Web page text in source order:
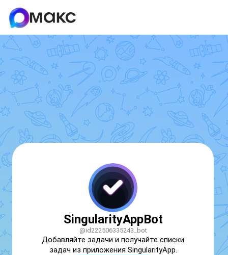
SingularityAppBot
@id222506335243_bot
Добавляйте задачи и получайте списки
задач из приложения SingularityApp.